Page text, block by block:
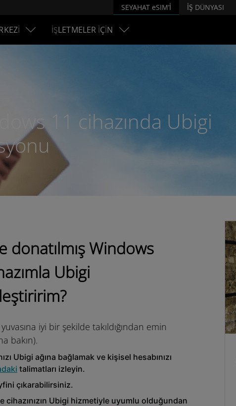
SEYAHAT eSIM’İ İŞ DÜNYASI
İŞLETMELER İÇİN
11 cihazında Ubigi
donatılmış Windows
Ubigi
iyi bir şekilde takıldığından emin
bakın).
Ubigi ağına bağlamak ve kişisel hesabınızı
talimatları izleyin.
çıkarabilirsiniz.
cihazınızın Ubigi hizmetiyle uyumlu olduğundan